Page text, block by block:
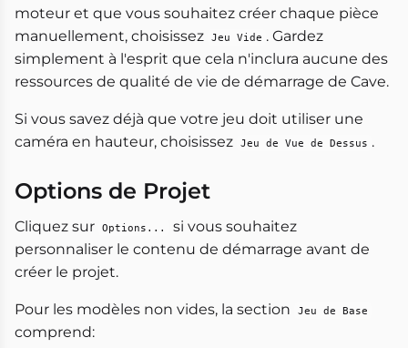
moteur et que vous souhaitez créer chaque pièce
manuellement, choisissez Jeu Vide . Gardez
simplement à l'esprit que cela n'inclura aucune des
ressources de qualité de vie de démarrage de Cave.
Si vous savez déjà que votre jeu doit utiliser une
caméra en hauteur, choisissez Jeu de Vue de Dessus .
Options de Projet
Cliquez sur Options...
si vous souhaitez
personnaliser le contenu de démarrage avant de
créer le projet.
Pour les modèles non vides, la section Jeu de Base
comprend: